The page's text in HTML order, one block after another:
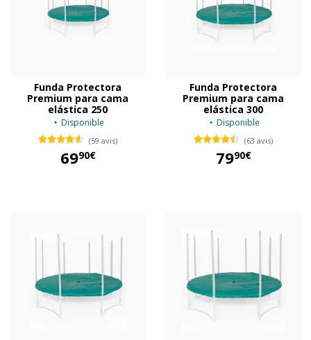
Funda Protectora
Premium para cama
elástica 250
Disponible
(59 avis)
6990€
Funda Protectora
Premium para cama
elástica 300
Disponible
(63 avis)
7990€